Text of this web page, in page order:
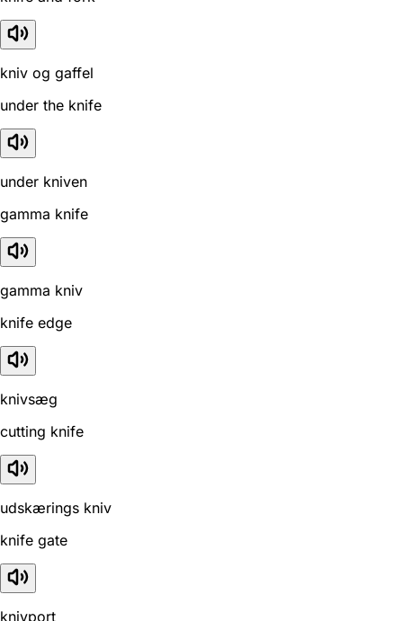
kniv og gaffel
under the knife
under kniven
gamma knife
gamma kniv
knife edge
knivsæg
cutting knife
udskærings kniv
knife gate
knivport